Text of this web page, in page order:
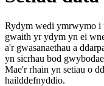
Rydym wedi ymrwymo i
gwaith yr ydym yn ei
a'r gwasanaethau a
yn sicrhau bod
Mae'r rhain yn setiau o
hailddefnyddio.